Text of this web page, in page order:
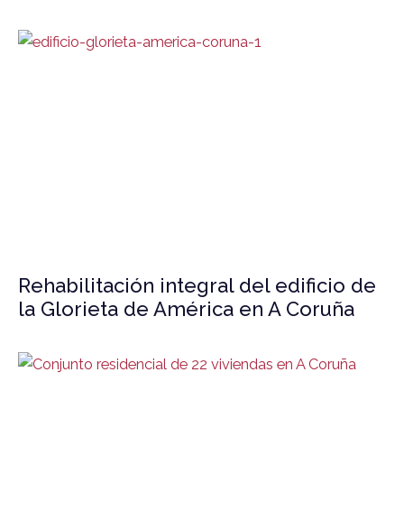
Rehabilitación integral del edificio de
la Glorieta de América en A Coruña